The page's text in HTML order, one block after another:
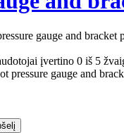
gauge and bracket
įvertino 0 iš 5
pressure gauge and